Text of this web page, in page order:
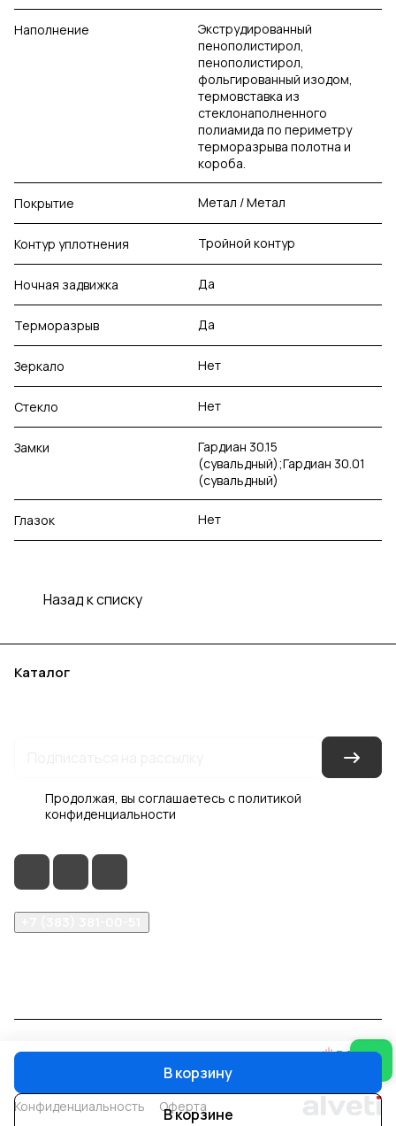
В корзину
В корзине
Наполнение
Экструдированный
пенополистирол,
пенополистирол,
фольгированный изодом,
термовставка из
стеклонаполненного
полиамида по периметру
терморазрыва полотна и
короба.
Покрытие Метал / Метал
Контур уплотнения Тройной контур
Ночная задвижка Да
Терморазрыв Да
Зеркало Нет
Стекло Нет
Замки
Гардиан 30.15
(сувальдный);Гардиан 30.01
(сувальдный)
Глазок Нет
Назад к списку
Каталог
Продолжая, вы соглашаетесь сполитикой
конфиденциальности
© 2026 Интер-Двери
Конфиденциальность Оферта